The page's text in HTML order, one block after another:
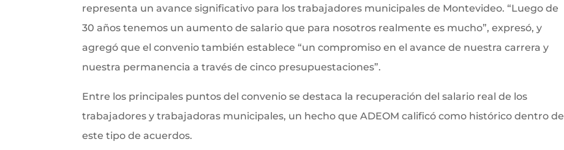
representa un avance significativo para los trabajadores municipales de Montevideo. “Luego de
30 años tenemos un aumento de salario que para nosotros realmente es mucho”, expresó, y
agregó que el convenio también establece “un compromiso en el avance de nuestra carrera y
nuestra permanencia a través de cinco presupuestaciones”.
Entre los principales puntos del convenio se destaca la recuperación del salario real de los
trabajadores y trabajadoras municipales, un hecho que ADEOM calificó como histórico dentro de
este tipo de acuerdos.